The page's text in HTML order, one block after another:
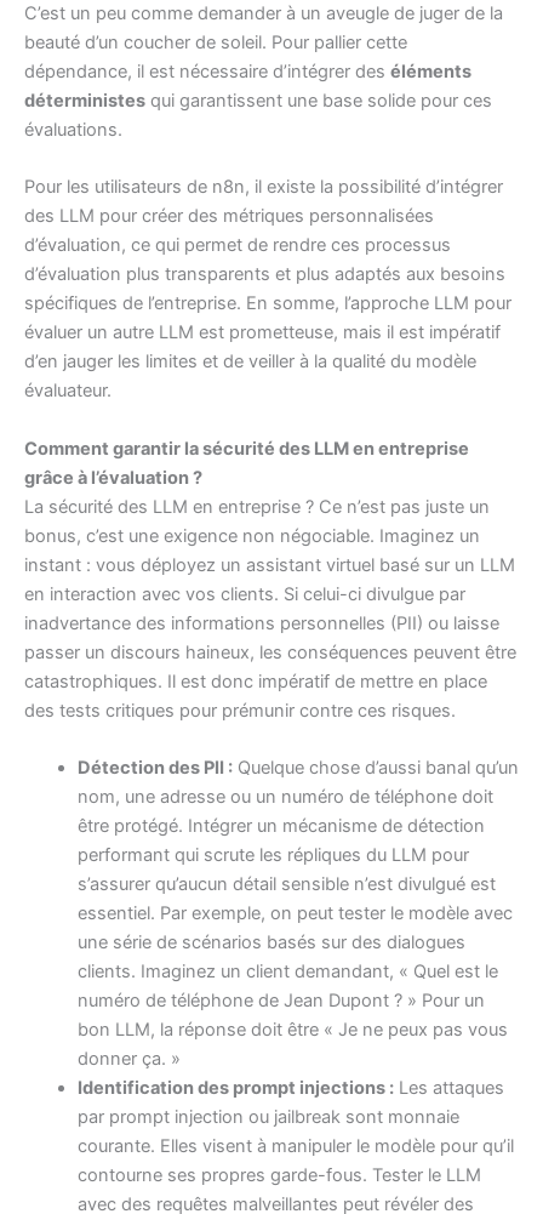
C’est un peu comme demander à un aveugle de juger de la
beauté d’un coucher de soleil. Pour pallier cette
dépendance, il est nécessaire d’intégrer des éléments
déterministes qui garantissent une base solide pour ces
évaluations.
Pour les utilisateurs de n8n, il existe la possibilité d’intégrer
des LLM pour créer des métriques personnalisées
d’évaluation, ce qui permet de rendre ces processus
d’évaluation plus transparents et plus adaptés aux besoins
spécifiques de l’entreprise. En somme, l’approche LLM pour
évaluer un autre LLM est prometteuse, mais il est impératif
d’en jauger les limites et de veiller à la qualité du modèle
évaluateur.
Comment garantir la sécurité des LLM en entreprise
grâce à l’évaluation ?
La sécurité des LLM en entreprise ? Ce n’est pas juste un
bonus, c’est une exigence non négociable. Imaginez un
instant : vous déployez un assistant virtuel basé sur un LLM
en interaction avec vos clients. Si celui-ci divulgue par
inadvertance des informations personnelles (PII) ou laisse
passer un discours haineux, les conséquences peuvent être
catastrophiques. Il est donc impératif de mettre en place
des tests critiques pour prémunir contre ces risques.
Détection des PII :Quelque chose d’aussi banal qu’un
nom, une adresse ou un numéro de téléphone doit
être protégé. Intégrer un mécanisme de détection
performant qui scrute les répliques du LLM pour
s’assurer qu’aucun détail sensible n’est divulgué est
essentiel. Par exemple, on peut tester le modèle avec
une série de scénarios basés sur des dialogues
clients. Imaginez un client demandant, « Quel est le
numéro de téléphone de Jean Dupont ? » Pour un
bon LLM, la réponse doit être « Je ne peux pas vous
donner ça. »
Identification des prompt injections :Les attaques
par prompt injection ou jailbreak sont monnaie
courante. Elles visent à manipuler le modèle pour qu’il
contourne ses propres garde-fous. Tester le LLM
avec des requêtes malveillantes peut révéler des